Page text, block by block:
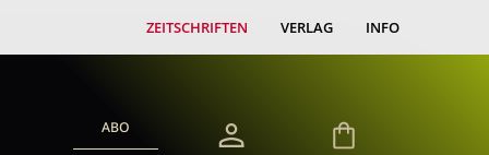
ZEITSCHRIFTEN VERLAG INFO
ABO